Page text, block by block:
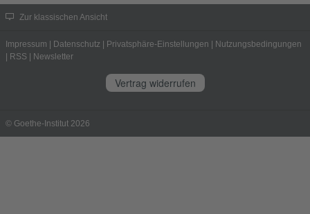
Zur klassischen Ansicht
Impressum | Datenschutz | Privatsphäre-Einstellungen | Nutzungsbedingungen
| RSS | Newsletter
Vertrag widerrufen
© Goethe-Institut 2026